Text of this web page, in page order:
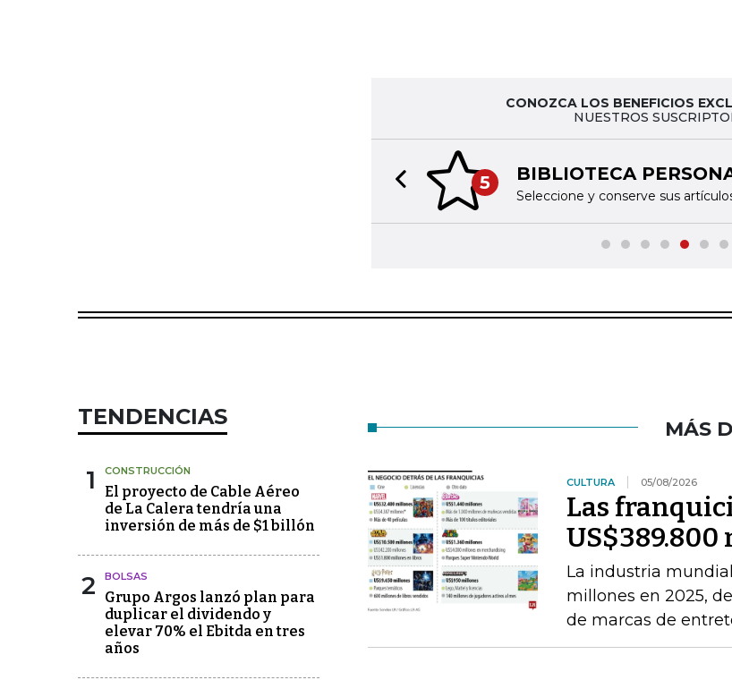
CONOZCA LOS BENEFICIOS
NUESTROS
5 BIBLIOTECA
Seleccione y conserve sus
Previous slide
TENDENCIAS
1 CONSTRUCCIÓN
El proyecto de Cable Aéreo
de La Calera tendría una
inversión de más de $1 billón
2 BOLSAS
Grupo Argos lanzó plan para
duplicar el dividendo y
elevar 70% el Ebitda en tres
años
MÁS
CULTURA 05/08/2026
Las
La industria
millones en 2025,
de marcas de